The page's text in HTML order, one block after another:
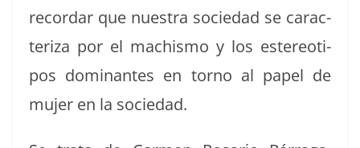
recor­dar que nues­tra sociedad se car­ac­
ter­i­za por el machis­mo y los estereoti­
pos dom­i­nantes en torno al papel de
mujer en la sociedad.